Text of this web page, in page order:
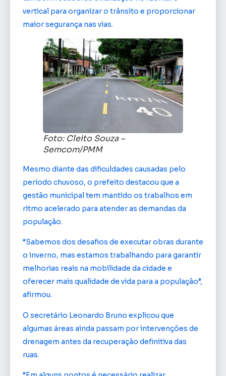
vertical para organizar o trânsito e proporcionar
maior segurança nas vias.
Foto: Cleito Souza –
Semcom/PMM
Mesmo diante das dificuldades causadas pelo
período chuvoso, o prefeito destacou que a
gestão municipal tem mantido os trabalhos em
ritmo acelerado para atender as demandas da
população.
“Sabemos dos desafios de executar obras durante
o inverno, mas estamos trabalhando para garantir
melhorias reais na mobilidade da cidade e
oferecer mais qualidade de vida para a população”,
afirmou.
O secretário Leonardo Bruno explicou que
algumas áreas ainda passam por intervenções de
drenagem antes da recuperação definitiva das
ruas.